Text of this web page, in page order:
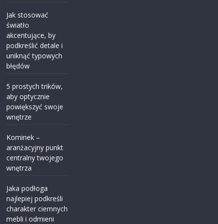
Jak stosować
światło
akcentujące, by
podkreślić detale i
uniknąć typowych
błędów
5 prostych trików,
aby optycznie
powiększyć swoje
wnętrze
Kominek –
aranżacyjny punkt
centralny twojego
wnętrza
Jaka podłoga
najlepiej podkreśli
charakter ciemnych
mebli i odmieni